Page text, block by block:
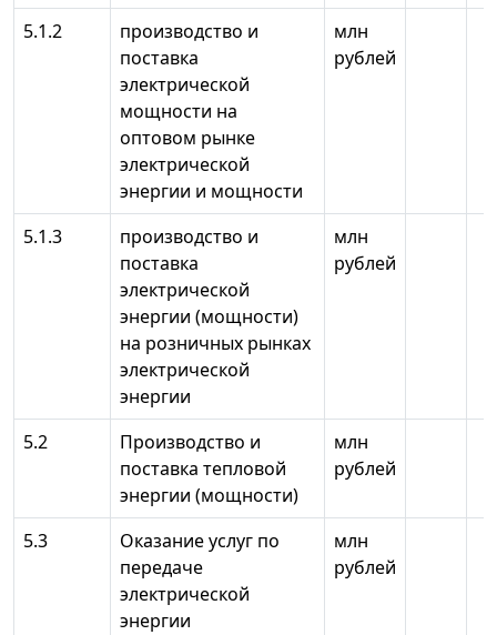
5.1.2
производство и
поставка
электрической
мощности на
оптовом рынке
электрической
энергии и мощности
млн
рублей
5.1.3
производство и
поставка
электрической
энергии (мощности)
на розничных рынках
электрической
энергии
млн
рублей
5.2
Производство и
поставка тепловой
энергии (мощности)
млн
рублей
5.3
Оказание услуг по
передаче
электрической
энергии
млн
рублей